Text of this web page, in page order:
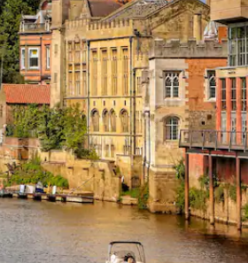
y hacia abajo o explora con el tacto o